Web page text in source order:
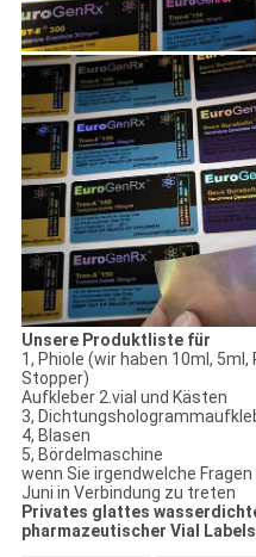
Unsere Produktliste für
1, Phiole (wir haben 10ml,
Stopper)
Aufkleber 2.vial und Kästen
3,
4, Blasen
5, Bördelmaschine
wenn Sie irgendwelche
Juni in Verbindung zu treten
Privates glattes
pharmazeutischer Vial Labels